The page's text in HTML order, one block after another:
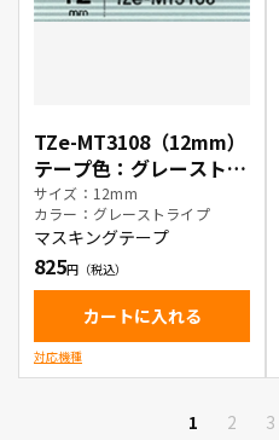
TZe-MT3108（12mm）
テープ色：グレーストラ
イプ / 黒文字
サイズ：12mm
カラー：グレーストライプ
マスキングテープ
825
カートに入れる
対応機種
1 2 3